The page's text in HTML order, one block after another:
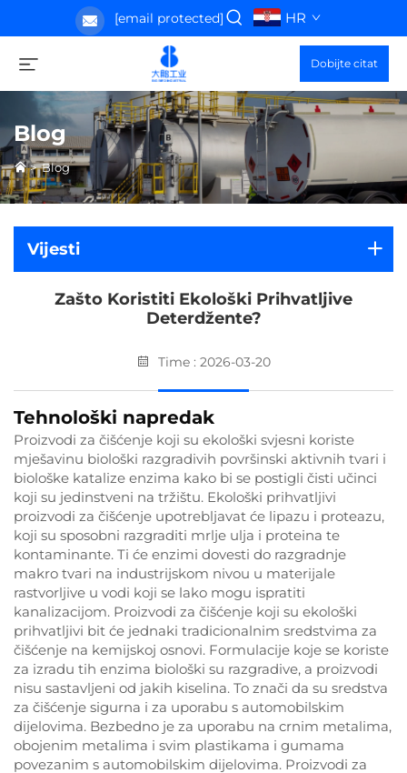
[email protected] HR
Dobijte citat
Blog
>Blog
Vijesti
Zašto Koristiti Ekološki Prihvatljive
Deterdžente?
Time : 2026-03-20
Tehnološki napredak
Proizvodi za čišćenje koji su ekološki svjesni koriste
mješavinu biološki razgradivih površinski aktivnih tvari i
biološke katalize enzima kako bi se postigli čisti učinci
koji su jedinstveni na tržištu. Ekološki prihvatljivi
proizvodi za čišćenje upotrebljavat će lipazu i proteazu,
koji su sposobni razgraditi mrlje ulja i proteina te
kontaminante. Ti će enzimi dovesti do razgradnje
makro tvari na industrijskom nivou u materijale
rastvorljive u vodi koji se lako mogu ispratiti
kanalizacijom. Proizvodi za čišćenje koji su ekološki
prihvatljivi bit će jednaki tradicionalnim sredstvima za
čišćenje na kemijskoj osnovi. Formulacije koje se koriste
za izradu tih enzima biološki su razgradive, a proizvodi
nisu sastavljeni od jakih kiselina. To znači da su sredstva
za čišćenje sigurna i za uporabu s automobilskim
dijelovima. Bezbedno je za uporabu na crnim metalima,
obojenim metalima i svim plastikama i gumama
povezanim s automobilskim dijelovima. Proizvodi za